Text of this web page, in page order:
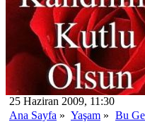
25 Haziran 2009, 11:30
Ana Sayfa » Yaşam » Bu